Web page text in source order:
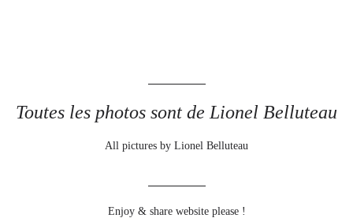
Toutes les photos sont de Lionel Belluteau
All pictures by Lionel Belluteau
Enjoy & share website please !